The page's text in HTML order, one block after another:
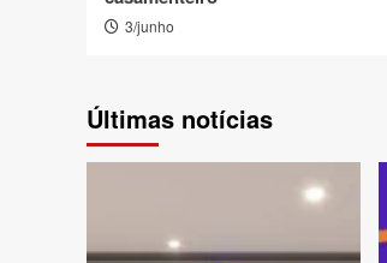
3/junho
Últimas notícias